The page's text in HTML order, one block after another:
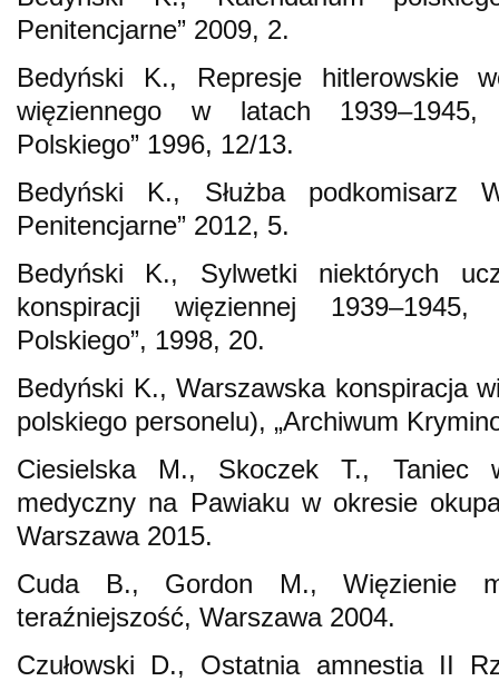
Penitencjarne” 2009, 2.
Bedyński K., Represje hitlerowskie
więziennego w latach 1939–1945,
Polskiego” 1996, 12/13.
Bedyński K., Służba podkomisarz
Penitencjarne” 2012, 5.
Bedyński K., Sylwetki niektórych
konspiracji więziennej 1939–1945,
Polskiego”, 1998, 20.
Bedyński K., Warszawska konspiracja
polskiego personelu), „Archiwum
Ciesielska M., Skoczek T., Taniec
medyczny na Pawiaku w okresie
Warszawa 2015.
Cuda B., Gordon M., Więzienie
teraźniejszość, Warszawa 2004.
Czułowski D., Ostatnia amnestia II